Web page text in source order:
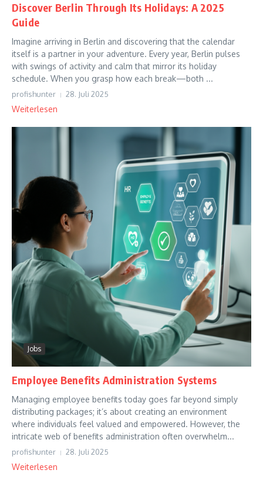
Discover Berlin Through Its Holidays: A 2025
Guide
Imagine arriving in Berlin and discovering that the calendar
itself is a partner in your adventure. Every year, Berlin pulses
with swings of activity and calm that mirror its holiday
schedule. When you grasp how each break—both ...
profishunter 28. Juli 2025
Weiterlesen
Jobs
Employee Benefits Administration Systems
Managing employee benefits today goes far beyond simply
distributing packages; it’s about creating an environment
where individuals feel valued and empowered. However, the
intricate web of benefits administration often overwhelm...
profishunter 28. Juli 2025
Weiterlesen